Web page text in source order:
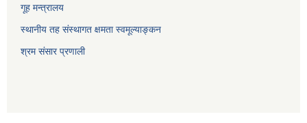
गूह मन्त्रालय
स्थानीय तह संस्थागत क्षमता स्वमूल्याङ्कन
श्रम संसार प्रणाली